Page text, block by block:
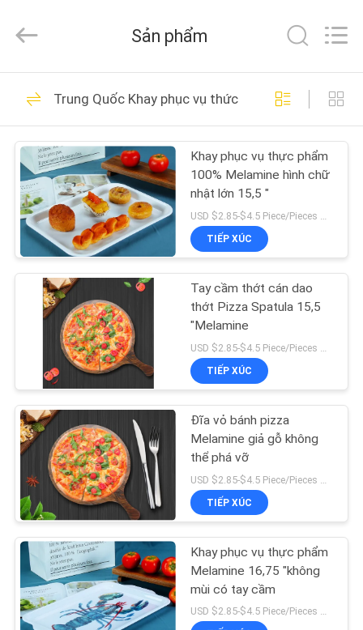
TRANG
CHỦ
CÁC
SẢN
PHẨM
VỀ
CHÚNG
THAM
QUAN
NHÀ
MÁY
KIỂM
SOÁT
CHẤT
LƯỢNG
cấp.
Copyright
-
ceramicdinnerwareset.com.
Reserved.
Bộ bát đĩa gốm sứ
25
Bộ bát đĩa
Melamine
22
Bộ bát đĩa màu
22
17
Sản phẩm
Trung Quốc Khay phục vụ thức ăn
Khay phục vụ thực phẩm
100% Melamine hình chữ
nhật lớn 15,5 "
USD $2.85-$4.5 Piece/Pieces MOQ:200 mảnh / miếng
TIẾP XÚC
Tay cầm thớt cán dao
thớt Pizza Spatula 15,5
"Melamine
TIẾP XÚC
Đĩa vỏ bánh pizza
Melamine giả gỗ không
thể phá vỡ
TIẾP XÚC
Khay phục vụ thực phẩm
Melamine 16,75 "không
mùi có tay cầm
USD $2.85-$4.5 Piece/Pieces MOQ:200 mảnh / miếng